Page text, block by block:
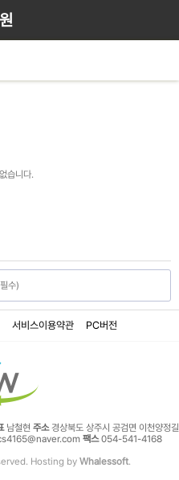
습니다.
서비스이용약관 PC버전
남철현 주소경상북도 상주시 공검면 이천양정길
팩스054-541-4168
Hosting by Whalessoft.